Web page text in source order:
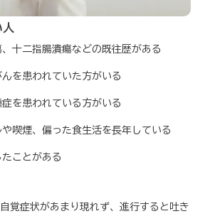
人
十二指腸潰瘍などの既往歴がある
を患われていた方がいる
を患われている方がいる
喫煙、偏った食生活を長年している
ことがある
覚症状があまり現れず、進行すると吐き